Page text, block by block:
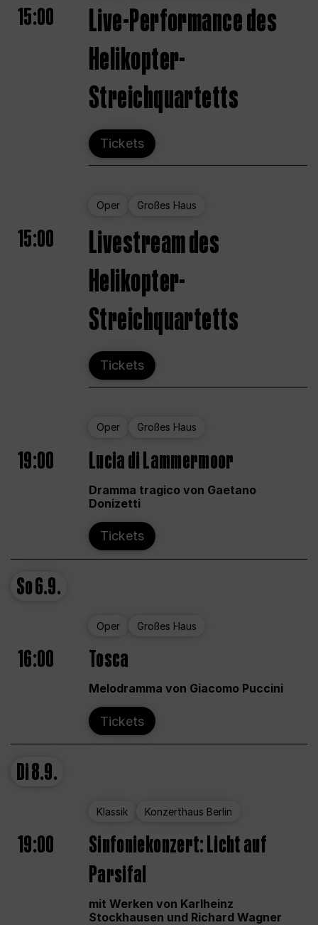
15:00
Live-Performance des
Helikopter-
Streichquartetts
Tickets
Oper Großes Haus
15:00
Livestream des
Helikopter-
Streichquartetts
Tickets
Oper Großes Haus
19:00 Lucia di Lammermoor
Dramma tragico von Gaetano
Donizetti
Tickets
So6.9.
Oper Großes Haus
16:00 Tosca
Melodramma von Giacomo Puccini
Tickets
Di8.9.
Klassik Konzerthaus Berlin
19:00
Sinfoniekonzert: Licht auf
Parsifal
mit Werken von Karlheinz
Stockhausen und Richard Wagner